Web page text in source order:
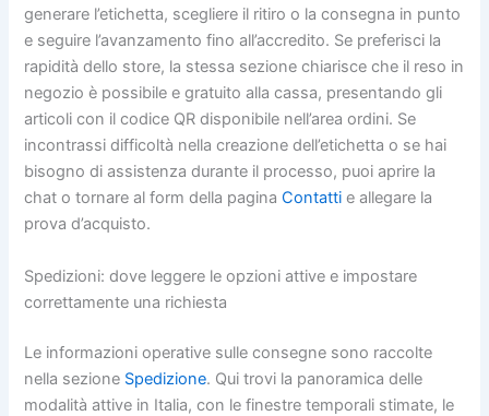
generare l’etichetta, scegliere il ritiro o la consegna in punto
e seguire l’avanzamento fino all’accredito. Se preferisci la
rapidità dello store, la stessa sezione chiarisce che il reso in
negozio è possibile e gratuito alla cassa, presentando gli
articoli con il codice QR disponibile nell’area ordini. Se
incontrassi difficoltà nella creazione dell’etichetta o se hai
bisogno di assistenza durante il processo, puoi aprire la
chat o tornare al form della paginaContatti e allegare la
prova d’acquisto.
Spedizioni: dove leggere le opzioni attive e impostare
correttamente una richiesta
Le informazioni operative sulle consegne sono raccolte
nella sezione Spedizione. Qui trovi la panoramica delle
modalità attive in Italia, con le finestre temporali stimate, le